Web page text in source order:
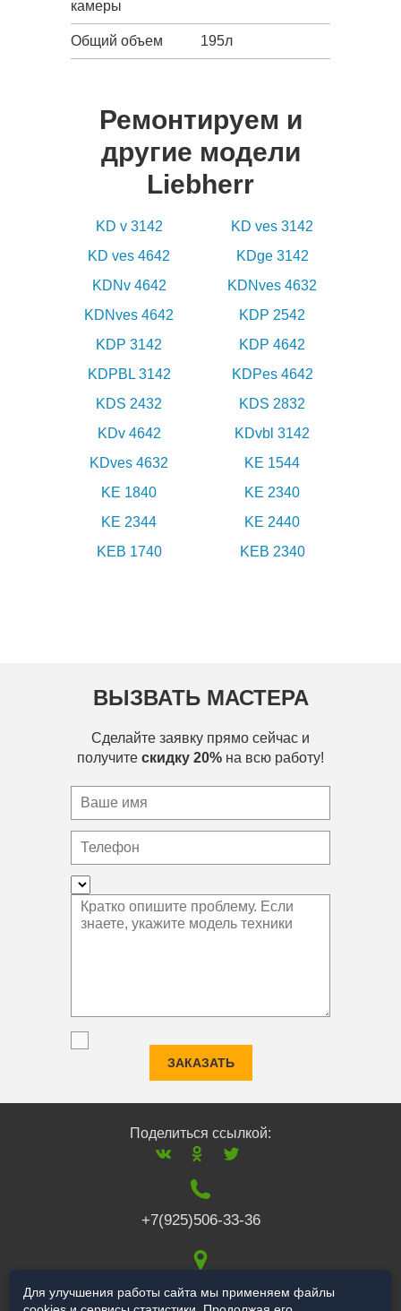
камеры
Общий объем 195л
Ремонтируем и
другие модели
Liebherr
KD v 3142
KD ves 3142
KD ves 4642
KDge 3142
KDNv 4642
KDNves 4632
KDNves 4642
KDP 2542
KDP 3142
KDP 4642
KDPBL 3142
KDPes 4642
KDS 2432
KDS 2832
KDv 4642
KDvbl 3142
KDves 4632
KE 1544
KE 1840
KE 2340
KE 2344
KE 2440
KEB 1740
KEB 2340
ВЫЗВАТЬ МАСТЕРА
Сделайте заявку прямо сейчас и
получите скидку 20% на всю работу!
ЗАКАЗАТЬ
Поделиться ссылкой:
+7(925)506-33-36
117519,г. Москва,
Для улучшения работы сайта мы применяем файлы